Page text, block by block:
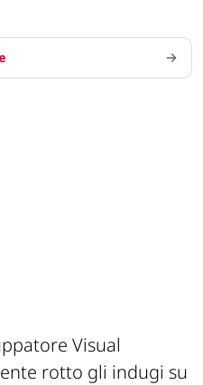
Visual
rotto gli indugi su